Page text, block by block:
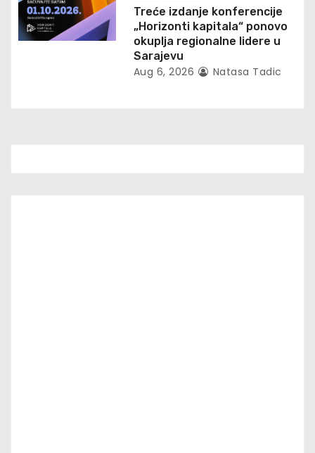
Treće izdanje konferencije
„Horizonti kapitala“ ponovo
okuplja regionalne lidere u
Sarajevu
Aug 6, 2026 Natasa Tadic